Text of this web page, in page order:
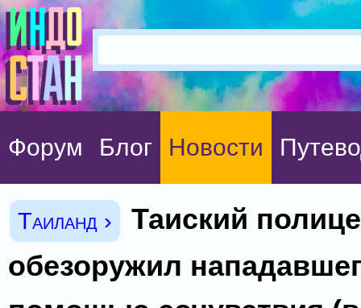
Форум Блог Новости
Таиланд ›
Таиский
обезоружил